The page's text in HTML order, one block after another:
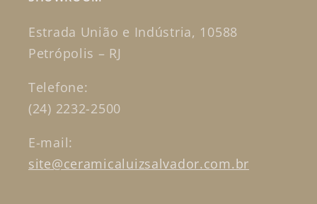
Estrada União e Indústria, 10588
Petrópolis – RJ
Telefone:
(24) 2232-2500
E-mail:
site@ceramicaluizsalvador.com.br